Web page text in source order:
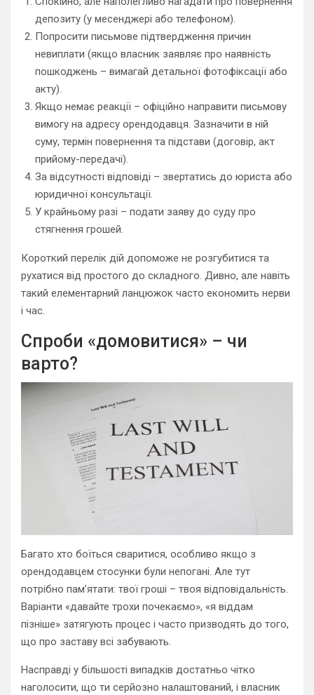
депозиту (у месенджері або телефоном).
Попросити письмове підтвердження причин
невиплати (якщо власник заявляє про наявність
пошкоджень – вимагай детальної фотофіксації або
акту).
Якщо немає реакції – офіційно направити письмову
вимогу на адресу орендодавця. Зазначити в ній
суму, термін повернення та підстави (договір, акт
прийому-передачі).
За відсутності відповіді – звертатись до юриста або
юридичної консультації.
У крайньому разі – подати заяву до суду про
стягнення грошей.
Короткий перелік дій допоможе не розгубитися та
рухатися від простого до складного. Дивно, але навіть
такий елементарний ланцюжок часто економить нерви
і час.
Спроби «домовитися» – чи
варто?
Багато хто боїться сваритися, особливо якщо з
орендодавцем стосунки були непогані. Але тут
потрібно пам’ятати: твої гроші – твоя відповідальність.
Варіанти «давайте трохи почекаємо», «я віддам
пізніше» затягують процес і часто призводять до того,
що про заставу всі забувають.
Насправді у більшості випадків достатньо чітко
наголосити, що ти серйозно налаштований, і власник